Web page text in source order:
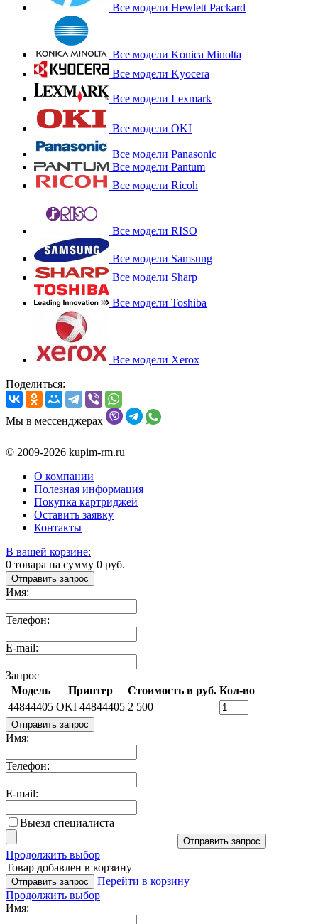
Все модели Hewlett Packard
Все модели Konica Minolta
Все модели Kyocera
Все модели Lexmark
Все модели OKI
Все модели Panasonic
Все модели Pantum
Все модели Ricoh
Все модели RISO
Все модели Samsung
Все модели Sharp
Все модели Toshiba
Все модели Xerox
Поделиться:
Мы в мессенджерах
© 2009-2026 kupim-rm.ru
О компании
Полезная информация
Покупка картриджей
Оставить заявку
Контакты
В вашей корзине:
0 товара на сумму 0 руб.
Отправить запрос
Имя:
Телефон:
E-mail:
Запрос
Модель
Принтер Стоимость в руб. Кол-во
44844405 OKI 44844405 2 500
Отправить запрос
Имя:
Телефон:
E-mail:
Выезд специалиста
Отправить запрос
Продолжить выбор
Товар добавлен в корзину
Отправить запрос
Перейти в корзину
Продолжить выбор
Имя: